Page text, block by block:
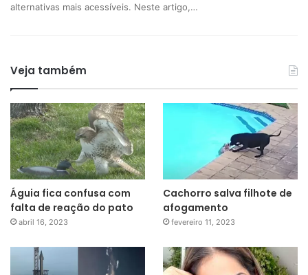
alternativas mais acessíveis. Neste artigo,…
Veja também
Águia fica confusa com
falta de reação do pato
abril 16, 2023
Cachorro salva filhote de
afogamento
fevereiro 11, 2023